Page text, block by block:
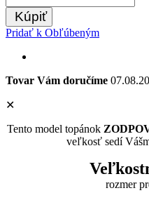
Kúpiť
Pridať k Obľúbeným
Tovar Vám doručíme
✕
Tento model topánok
veľkosť sedí
rozmer